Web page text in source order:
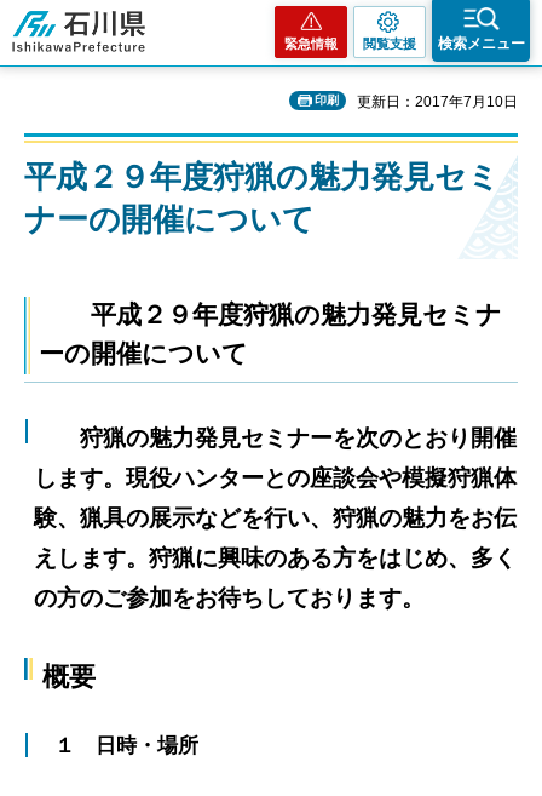
石川県
緊急情報 閲覧支援 検索メニュー
印刷 更新日：2017年7月10日
平成２９年度狩猟の魅力発見セミ
ナーの開催について
平成２９年度狩猟の魅力発見セミナ
ーの開催について
狩猟の魅力発見セミナーを次のとおり開催
します。現役ハンターとの座談会や模擬狩猟体
験、猟具の展示などを行い、狩猟の魅力をお伝
えします。狩猟に興味のある方をはじめ、多く
の方のご参加をお待ちしております。
概要
１ 日時・場所